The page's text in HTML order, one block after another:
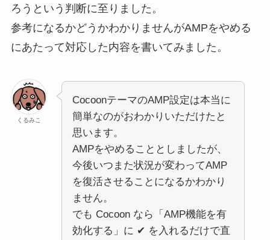
ろうという判断に至りました。
参考になるかどうかわかりませんがAMPをやめる
にあたって対応した内容を書いてみました。
くるみこ
CocoonテーマのAMP設定は本当に
簡単なのがおわかりいただけたと
思います。
AMPをやめることとしましたが、
今後いつまた状況が変わってAMP
を復活させることになるかわかり
ません。
でも Cocoon なら「AMP機能を有
効化する」に ✔ を入れるだけで直